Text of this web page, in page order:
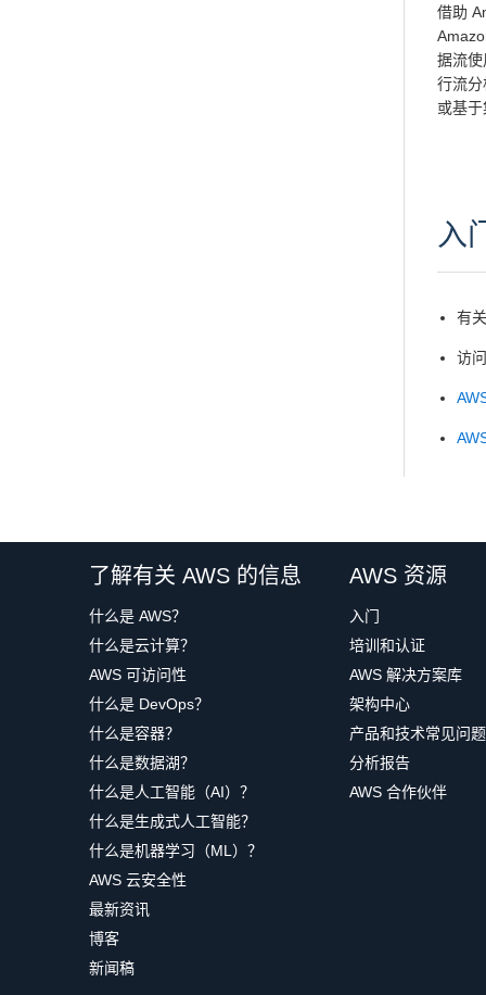
借助
据流
行流
或基
入
有关
访问
了解有关 AWS 的信息
什么是 AWS？
什么是云计算？
AWS 可访问性
什么是 DevOps？
什么是容器？
什么是数据湖？
什么是人工智能（AI）？
什么是生成式人工智能？
什么是机器学习（ML）？
AWS 云安全性
最新资讯
博客
新闻稿
AWS 资源
入门
培训和认证
AWS 解决方案库
架构中心
产品和技术常见问题
分析报告
AWS 合作伙伴